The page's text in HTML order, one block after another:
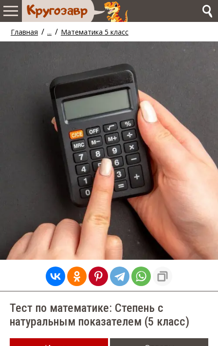
Главная / ... / Математика 5 класс
Тест по математике: Степень с
натуральным показателем (5 класс)